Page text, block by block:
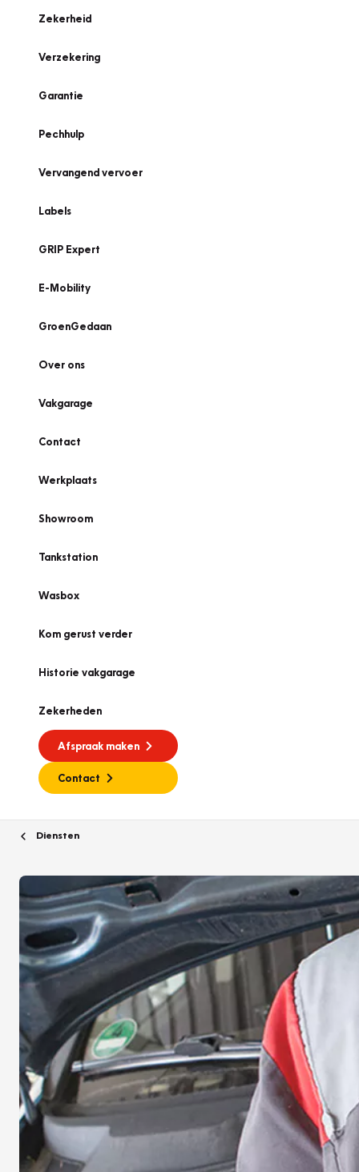
Zekerheid
Verzekering
Garantie
Pechhulp
Vervangend vervoer
Labels
GRIP Expert
E-Mobility
GroenGedaan
Over ons
Vakgarage
Contact
Werkplaats
Showroom
Tankstation
Wasbox
Kom gerust verder
Historie vakgarage
Zekerheden
Afspraak maken
Contact
Diensten